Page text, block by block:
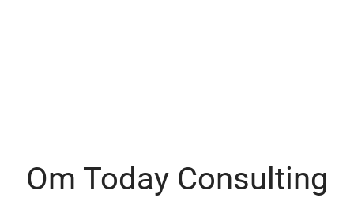
Om Today Consulting